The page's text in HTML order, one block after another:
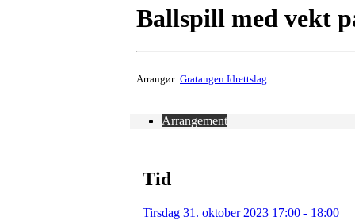
Ballspill med vekt
Arrangør: Gratangen Idrettslag
Arrangement
Tid
Tirsdag 31. oktober 2023 17:00 - 18:00